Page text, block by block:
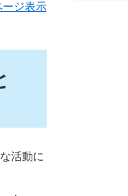
ージ表示
活動に